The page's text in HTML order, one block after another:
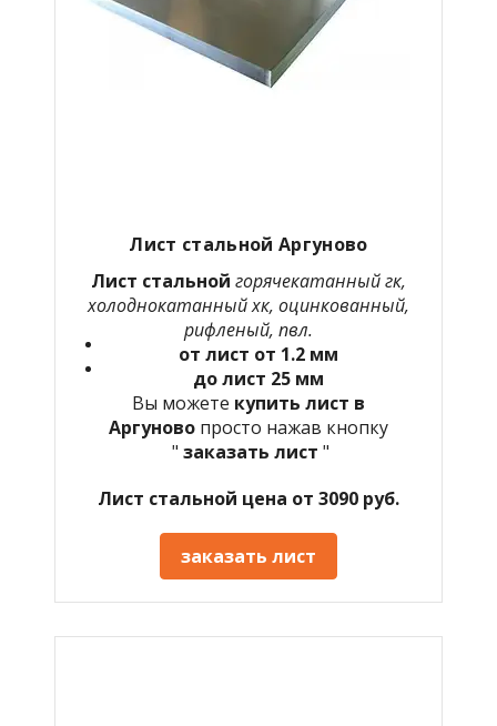
Лист стальной Аргуново
Лист стальной горячекатанный гк,
холоднокатанный хк, оцинкованный,
рифленый, пвл.
от лист от 1.2 мм
до лист 25 мм
Вы можете купить лист в
Аргуново просто нажав кнопку
" заказать лист "
Лист стальной цена от 3090 руб.
заказать лист